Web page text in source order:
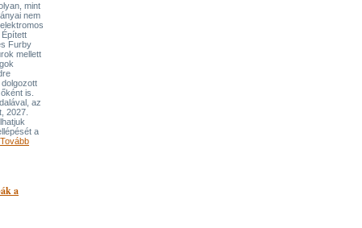
mint
nem
Furby
mellett
is.
az
2027.
a
Tovább
a